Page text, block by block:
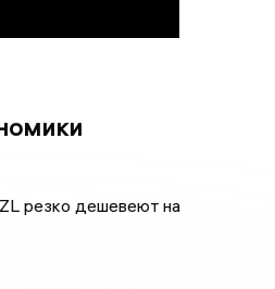
резко дешевеют на